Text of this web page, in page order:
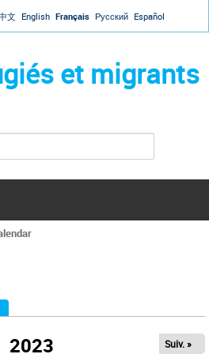
to navigation
文 English Français Русский Español
et migrants
2023 Suiv. »